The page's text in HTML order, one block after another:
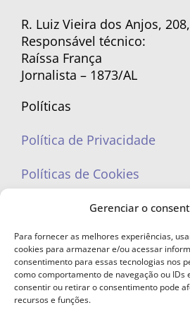
Gerenciar o
Para fornecer as melhores experiências,
cookies para armazenar e/ou acessar
consentimento para essas tecnologias nos
como comportamento de navegação ou IDs
consentir ou retirar o consentimento pode
recursos e funções.
R. Luiz Vieira dos Anjos,
Responsável técnico:
Raíssa França
Jornalista – 1873/AL
Políticas
Política de Privacidade
Políticas de Cookies